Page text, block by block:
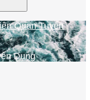
Quan Tuyển
Dụng